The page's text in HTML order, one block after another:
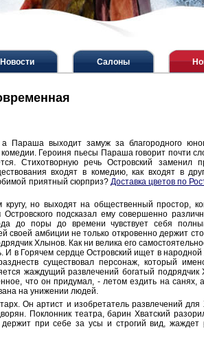
Новости Салоны
Параша выходит замуж за благородного
Героиня пьесы Параша говорит почти
Стихотворную речь Островский заменил
входят в комедию, как входят в
приятный сюрприз? Доставка цветов по
но выходят на общественный простор,
подсказал ему совершенно
до поры до времени чувствует себя
своей амбиции не только откровенно держит
Хлынов. Как ни велика его
И в Горячем сердце Островский ищет в народной
существовал персонаж, который
жаждущий развлечений богатый
что он придумал, - летом ездить на санях,
на унижении людей.
Он артист и изобретатель развлечений
Поклонник театра, барин Хватский
при себе за усы и строгий вид, жаждет